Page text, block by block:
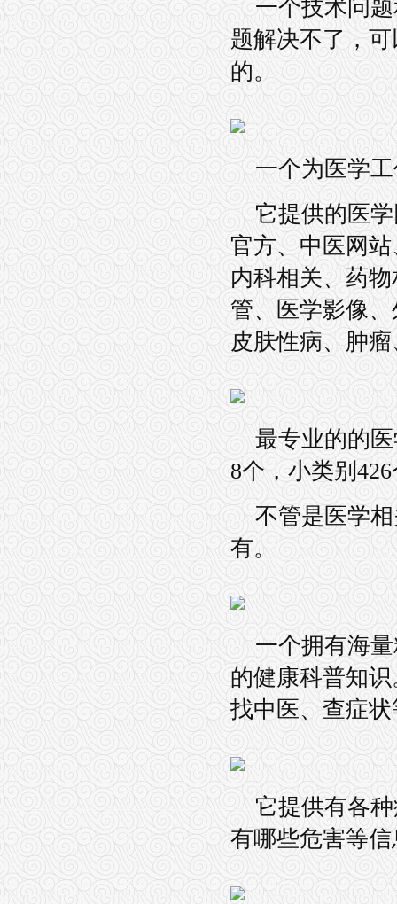
一个技术问
题解决不了，
的。
一个为医学
它提供的医
官方、中医网
内科相关、药
管、医学影像
皮肤性病、肿
最专业的的
8个，小类别
不管是医学
有。
一个拥有海
的健康科普知
找中医、查症
它提供有各
有哪些危害等